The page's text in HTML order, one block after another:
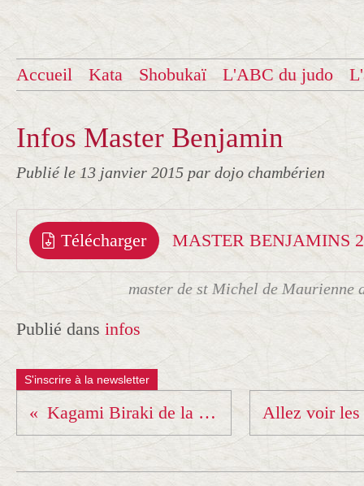
Accueil Kata Shobukaï L'ABC du judo
Infos Master Benjamin
Publié le 13 janvier 2015 par dojo chambérien
Télécharger MASTER BENJAMINS 2
master de st Michel de Maurienne
Publié dans infos
S'inscrire à la newsletter
Kagami Biraki de la Ligue Rhône Alpes